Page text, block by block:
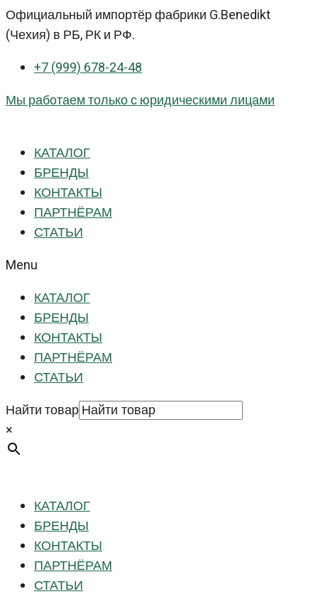
Перейти
к
Официальный импортёр фабрики G.Benedikt
(Чехия) в РБ, РК и РФ.
+7 (999) 678-24-48
Мы работаем только с юридическими лицами
КАТАЛОГ
БРЕНДЫ
КОНТАКТЫ
ПАРТНЁРАМ
СТАТЬИ
Menu
КАТАЛОГ
БРЕНДЫ
КОНТАКТЫ
ПАРТНЁРАМ
СТАТЬИ
Найти товар
×
КАТАЛОГ
БРЕНДЫ
КОНТАКТЫ
ПАРТНЁРАМ
СТАТЬИ